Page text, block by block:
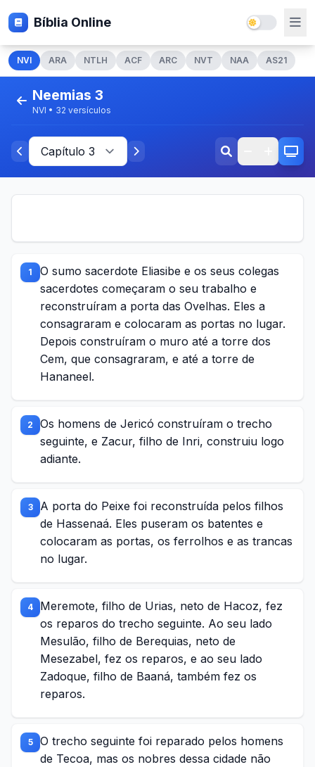
Bíblia Online
NVI ARA NTLH ACF ARC NVT NAA AS21
Neemias 3
NVI • 32 versículos
1
O sumo sacerdote Eliasibe e os seus colegas
sacerdotes começaram o seu trabalho e
reconstruíram a porta das Ovelhas. Eles a
consagraram e colocaram as portas no lugar.
Depois construíram o muro até a torre dos
Cem, que consagraram, e até a torre de
Hananeel.
2
Os homens de Jericó construíram o trecho
seguinte, e Zacur, filho de Inri, construiu logo
adiante.
3
A porta do Peixe foi reconstruída pelos filhos
de Hassenaá. Eles puseram os batentes e
colocaram as portas, os ferrolhos e as trancas
no lugar.
4
Meremote, filho de Urias, neto de Hacoz, fez
os reparos do trecho seguinte. Ao seu lado
Mesulão, filho de Berequias, neto de
Mesezabel, fez os reparos, e ao seu lado
Zadoque, filho de Baaná, também fez os
reparos.
5
O trecho seguinte foi reparado pelos homens
de Tecoa, mas os nobres dessa cidade não